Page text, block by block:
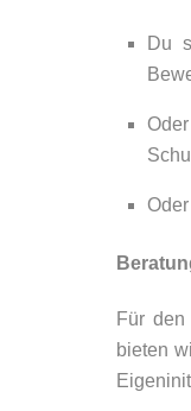
Du
Für
bieten